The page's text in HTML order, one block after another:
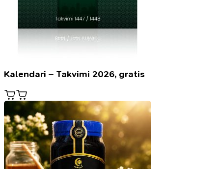
Kalendari – Takvimi 2026, gratis